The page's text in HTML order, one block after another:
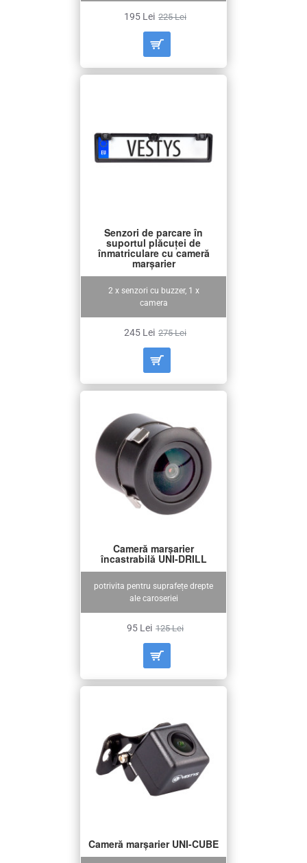
195 Lei 225 Lei
2 x senzori cu buzzer, 1 x
camera
Senzori de parcare în
suportul plăcuței de
înmatriculare cu cameră
marșarier
245 Lei 275 Lei
potrivita pentru suprafețe drepte
ale caroseriei
Cameră marșarier
încastrabilă UNI-DRILL
95 Lei 125 Lei
Cameră marșarier UNI-CUBE